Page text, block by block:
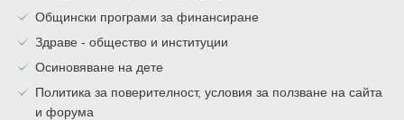
Общински програми за финансиране
Здраве - общество и институции
Осиновяване на дете
Политика за поверителност, условия за ползване на сайта
и форума